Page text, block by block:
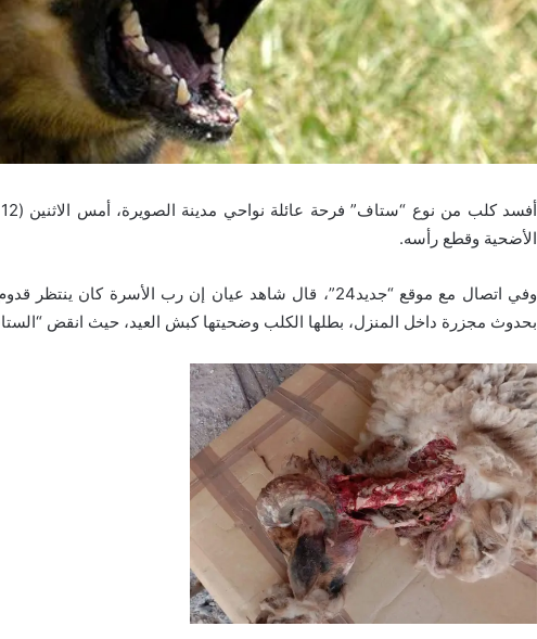
الأضحية وقطع رأسه.
وفي اتصال مع موقع “جديد24”، قال شاهد عيان إن رب الأسرة كان
بحدوث مجزرة داخل المنزل، بطلها الكلب وضحيتها كبش العيد، حيث انقض